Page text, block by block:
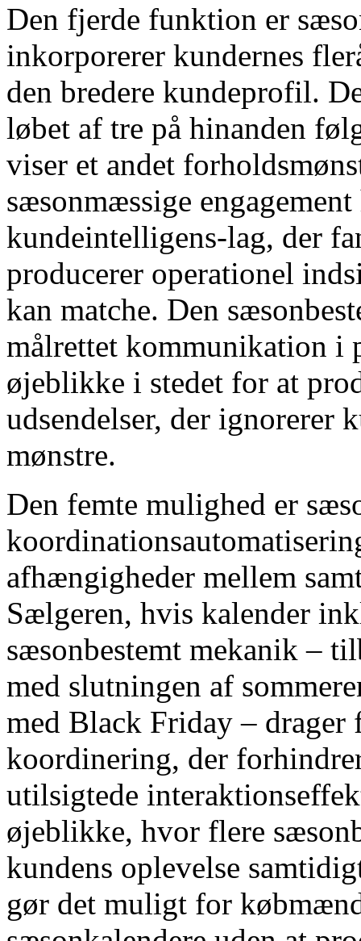
Den fjerde funktion er
inkorporerer kundernes
den bredere kundeprofil.
løbet af tre på hinanden
viser et andet
sæsonmæssige
kundeintelligens-lag, der
producerer operationel
kan matche. Den
målrettet kommunikation i
øjeblikke i stedet for at
udsendelser, der ignorerer
mønstre.
Den femte mulighed er
afhængigheder mellem
Sælgeren, hvis kalender
sæsonbestemt mekanik –
med slutningen af
med Black Friday –
koordinering, der
utilsigtede
øjeblikke, hvor flere
kundens oplevelse
gør det muligt for